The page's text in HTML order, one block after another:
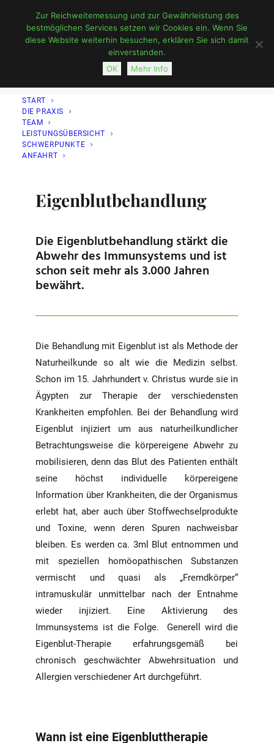
START
DIE PRAXIS
TEAM
LEISTUNGSÜBERSICHT
SCHWERPUNKTE
ANFAHRT
Eigenblutbehandlung
Die Eigenblutbehandlung stärkt die
Abwehr des Immunsystems und ist
schon seit mehr als 3.000 Jahren
bewährt.
Die Behandlung mit Eigenblut ist als Methode der
Naturheilkunde so alt wie die Medizin selbst.
Schon im 15. Jahrhundert v. Christus wurde sie in
Ägypten zur Therapie der verschiedensten
Krankheiten empfohlen. Bei der Behandlung wird
Eigenblut injiziert um aus naturheilkundlicher
Betrachtungsweise die körpereigene Abwehr zu
mobilisieren, denn das Blut des Patienten enthält
seine höchst individuelle körpereigene
Information über Krankheiten, die der Organismus
erlebt hat, aber auch über Stoffwechselprodukte
und Toxine, wenn deren Spuren nachweisbar
bleiben. Es werden ca. 3ml Blut entnommen und
mit speziellen homöopathischen Substanzen
vermischt und quasi als „Fremdkörper“
intramuskulär unmittelbar nach der Entnahme
wieder injiziert. Eine Aktivierung des
Immunsystems ist die Folge. Generell wird die
Eigenblut-Therapie erfahrungsgemäß bei
chronisch geschwächter Abwehrsituation und
Allergien verschiedener Art durchgeführt.
Wann ist eine Eigenbluttherapie
Zur Reichweitemessung und zur Gewährleistung des
bestmöglichen Services setzen wir Cookies ein. Wenn Sie
diese Website weiterhin besuchen, erklären Sie sich damit
einverstanden.
OK
Mehr Info